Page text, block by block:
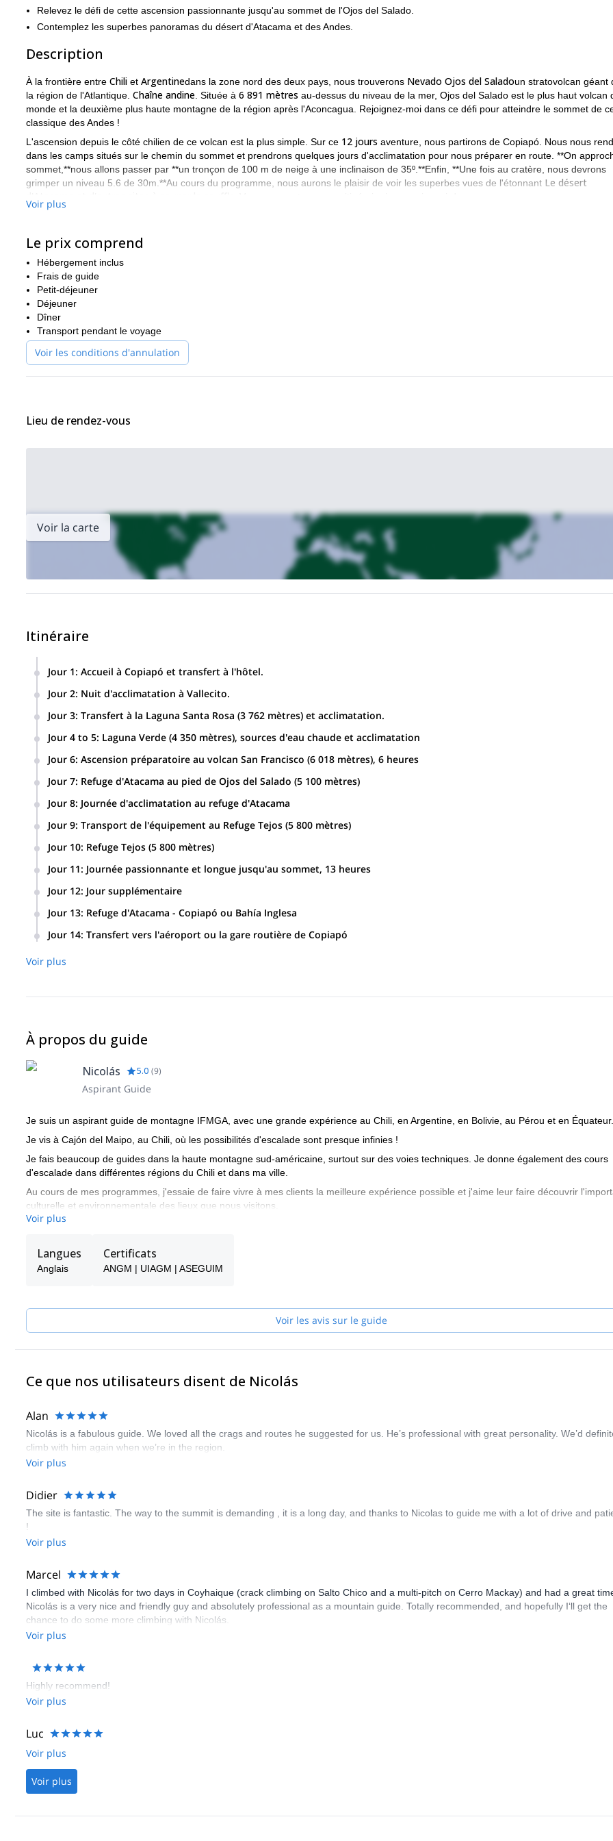
Relevez le défi de cette ascension passionnante jusqu'au sommet de l'Ojos del Salado.
Contemplez les superbes panoramas du désert d'Atacama et des Andes.
Description
À la frontière entre Chili et Argentinedans la zone nord des deux pays, nous trouverons Nevado Ojos del Saladoun stratovolcan géant
la région de l'Atlantique. Chaîne andine . Située à 6 891 mètres au-dessus du niveau de la mer, Ojos del Salado est le plus haut volcan
monde et la deuxième plus haute montagne de la région après l'Aconcagua. Rejoignez-moi dans ce défi pour atteindre le sommet de
classique des Andes !
L'ascension depuis le côté chilien de ce volcan est la plus simple. Sur ce 12 jours aventure, nous partirons de Copiapó. Nous nous
dans les camps situés sur le chemin du sommet et prendrons quelques jours d'acclimatation pour nous préparer en route. **On
sommet,**nous allons passer par **un tronçon de 100 m de neige à une inclinaison de 35º.**Enfin, **Une fois au cratère, nous devrons
grimper un niveau 5.6 de 30m.**Au cours du programme, nous aurons le plaisir de voir les superbes vues de l'étonnant Le désert
approcherons du sommet.
Ne manquez pas cette opportunité incroyable ! Envoyez la demande pour réserver votre place dans cette expédition et atteindre le
sommet du plus haut volcan du monde. Je suis sûr que ce sera une expérience que vous n'oublierez jamais !
Vous cherchez une option d'alpinisme plus facile ? Jetez un coup d'œil à ce programme que j'ai mis en place.
Santiago du Chili.
Voir plus
Le prix comprend
Hébergement inclus
Frais de guide
Petit-déjeuner
Déjeuner
Dîner
Transport pendant le voyage
Voir les conditions d'annulation
Lieu de rendez-vous
Voir la carte
Itinéraire
Jour 1: Accueil à Copiapó et transfert à l'hôtel.
Jour 2: Nuit d'acclimatation à Vallecito.
Jour 3: Transfert à la Laguna Santa Rosa (3 762 mètres) et acclimatation.
Jour 4 to 5: Laguna Verde (4 350 mètres), sources d'eau chaude et acclimatation
Jour 6: Ascension préparatoire au volcan San Francisco (6 018 mètres), 6 heures
Jour 7: Refuge d'Atacama au pied de Ojos del Salado (5 100 mètres)
Jour 8: Journée d'acclimatation au refuge d'Atacama
Jour 9: Transport de l'équipement au Refuge Tejos (5 800 mètres)
Jour 10: Refuge Tejos (5 800 mètres)
Jour 11: Journée passionnante et longue jusqu'au sommet, 13 heures
Jour 12: Jour supplémentaire
Jour 13: Refuge d'Atacama - Copiapó ou Bahía Inglesa
Jour 14: Transfert vers l'aéroport ou la gare routière de Copiapó
Voir plus
À propos du guide
Nicolás 5.0 (9)
Aspirant Guide
Je suis un aspirant guide de montagne IFMGA, avec une grande expérience au Chili, en Argentine, en Bolivie, au Pérou et en Équateur.
Je vis à Cajón del Maipo, au Chili, où les possibilités d'escalade sont presque infinies !
Je fais beaucoup de guides dans la haute montagne sud-américaine, surtout sur des voies techniques. Je donne également des cours
d'escalade dans différentes régions du Chili et dans ma ville.
Au cours de mes programmes, j'essaie de faire vivre à mes clients la meilleure expérience possible et j'aime leur faire découvrir
culturelle et environnementale des lieux que nous visitons.
Voir plus
Langues
Anglais
Certificats
ANGM | UIAGM | ASEGUIM
Voir les avis sur le guide
Ce que nos utilisateurs disent de Nicolás
Alan
Nicolás is a fabulous guide. We loved all the crags and routes he suggested for us. He’s professional with great personality. We’d
climb with him again when we’re in the region.
Voir plus
Didier
The site is fantastic. The way to the summit is demanding , it is a long day, and thanks to Nicolas to guide me with a lot of drive and
!
Voir plus
Marcel
I climbed with Nicolás for two days in Coyhaique (crack climbing on Salto Chico and a multi-pitch on Cerro Mackay) and had a great
Nicolás is a very nice and friendly guy and absolutely professional as a mountain guide. Totally recommended, and hopefully I‘ll get the
chance to do some more climbing with Nicolás.
Voir plus
Highly recommend!
Voir plus
Luc
Voir plus
Voir plus